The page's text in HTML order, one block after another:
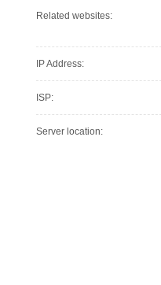
Related websites:
IP Address:
ISP:
Server location: